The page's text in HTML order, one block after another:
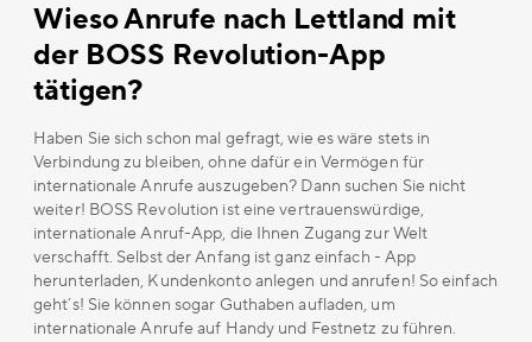
Wieso Anrufe nach Lettland mit
der BOSS Revolution-App
tätigen?
Haben Sie sich schon mal gefragt, wie es wäre stets in
Verbindung zu bleiben, ohne dafür ein Vermögen für
internationale Anrufe auszugeben? Dann suchen Sie nicht
weiter! BOSS Revolution ist eine vertrauenswürdige,
internationale Anruf-App, die Ihnen Zugang zur Welt
verschafft. Selbst der Anfang ist ganz einfach - App
herunterladen, Kundenkonto anlegen und anrufen! So einfach
geht´s! Sie können sogar Guthaben aufladen, um
internationale Anrufe auf Handy und Festnetz zu führen.